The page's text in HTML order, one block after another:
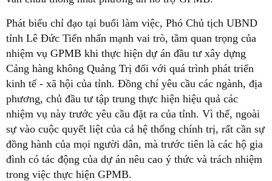
Phát biểu chỉ đạo tại buổi làm việc, Phó Chủ tịch UBND
tỉnh Lê Đức Tiến nhấn mạnh vai trò, tầm quan trọng của
nhiệm vụ GPMB khi thực hiện dự án đầu tư xây dựng
Cảng hàng không Quảng Trị đối với quá trình phát triển
kinh tế - xã hội của tỉnh. Đồng chí yêu cầu các ngành, địa
phương, chủ đầu tư tập trung thực hiện hiệu quả các
nhiệm vụ này trước yêu cầu đặt ra của tỉnh. Vì thế, ngoài
sự vào cuộc quyết liệt của cả hệ thống chính trị, rất cần sự
đồng hành của mọi người dân, mà trước tiên là các hộ gia
đình có tác động của dự án nêu cao ý thức và trách nhiệm
trong việc thực hiện GPMB.